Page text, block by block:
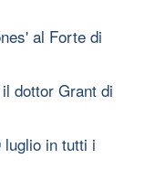
al Forte di
dottor Grant di
luglio in tutti i